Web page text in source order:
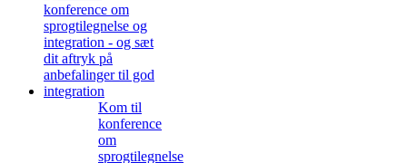
Kom til
konference
om
sprogtilegnelse